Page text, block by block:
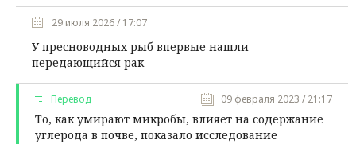
29 июля 2026 / 17:07
У пресноводных рыб впервые нашли
передающийся рак
Перевод 09 февраля 2023 / 21:17
То, как умирают микробы, влияет на содержание
углерода в почве, показало исследование